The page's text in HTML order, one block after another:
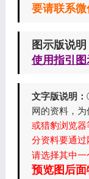
要请联系微
图示版说明
使用指引图
文字版说明：
网的资料，
或猎豹浏览器
分资料要通过
请选择其中一
预览图后